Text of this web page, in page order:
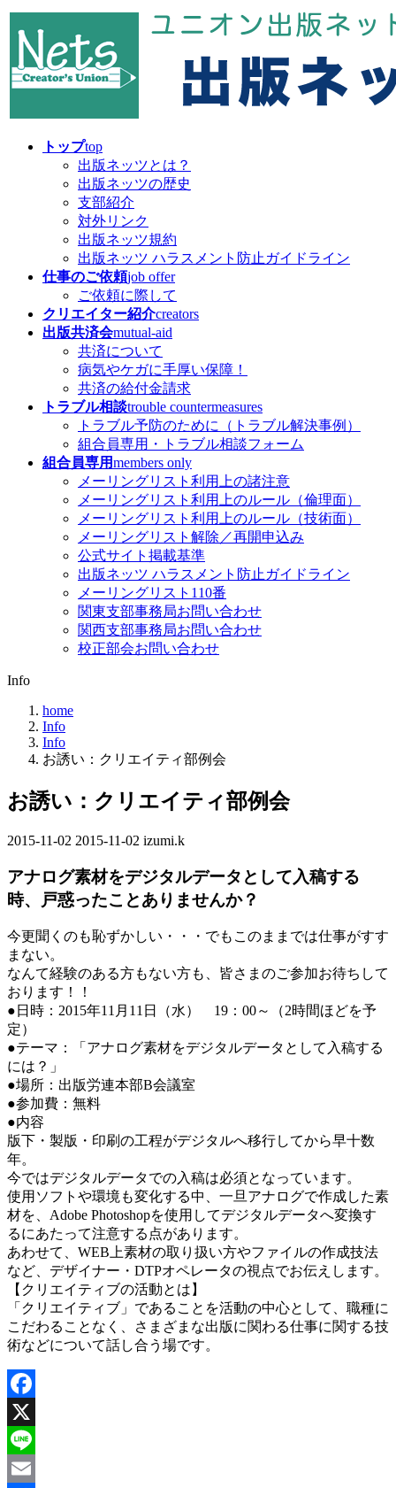
コ
ン
ン
ツ
ナ
ビ
ー
シ
トップtop
出版ネッツとは？
出版ネッツの歴史
支部紹介
対外リンク
出版ネッツ規約
出版ネッツ ハラスメント防止ガイドライン
仕事のご依頼job offer
ご依頼に際して
クリエイター紹介creators
出版共済会mutual-aid
共済について
病気やケガに手厚い保障！
共済の給付金請求
トラブル相談trouble countermeasures
トラブル予防のために（トラブル解決事例）
組合員専用・トラブル相談フォーム
組合員専用members only
メーリングリスト利用上の諸注意
メーリングリスト利用上のルール（倫理面）
メーリングリスト利用上のルール（技術面）
メーリングリスト解除／再開申込み
公式サイト掲載基準
出版ネッツ ハラスメント防止ガイドライン
メーリングリスト110番
関東支部事務局お問い合わせ
関西支部事務局お問い合わせ
校正部会お問い合わせ
Info
home
Info
Info
お誘い：クリエイティ部例会
お誘い：クリエイティ部例会
2015-11-02 最
更
新
時
2015-11-02 izumi.k
アナログ素材をデジタルデータとして入稿する
時、戸惑ったことありませんか？
今更聞くのも恥ずかしい・・・でもこのままでは仕事がすす
まない。
なんて経験のある方もない方も、皆さまのご参加お待ちして
おります！！
●日時：2015年11月11日（水） 19：00～（2時間ほどを予
定）
●テーマ：「アナログ素材をデジタルデータとして入稿する
には？」
●場所：出版労連本部B会議室
●参加費：無料
●内容
版下・製版・印刷の工程がデジタルへ移行してから早十数
年。
今ではデジタルデータでの入稿は必須となっています。
使用ソフトや環境も変化する中、一旦アナログで作成した素
材を、Adobe Photoshopを使用してデジタルデータへ変換す
るにあたって注意する点があります。
あわせて、WEB上素材の取り扱い方やファイルの作成技法
など、デザイナー・DTPオペレータの視点でお伝えします。
【クリエイティブの活動とは】
「クリエイティブ」であることを活動の中心として、職種に
こだわることなく、さまざまな出版に関わる仕事に関する技
術などについて話し合う場です。
Facebook
X
Line